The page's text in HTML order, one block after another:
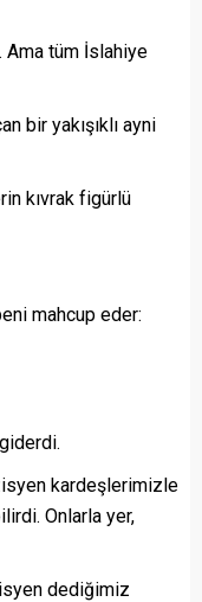
Ama tüm İslahiye
bir yakışıklı ayni
kıvrak figürlü
mahcup eder:
kardeşlerimizle
Onlarla yer,
dediğimiz